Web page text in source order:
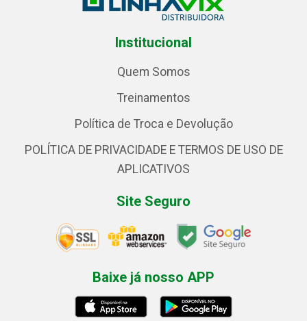
Institucional
Quem Somos
Treinamentos
Política de Troca e Devolução
POLÍTICA DE PRIVACIDADE E TERMOS DE USO DE
APLICATIVOS
Site Seguro
Baixe já nosso APP